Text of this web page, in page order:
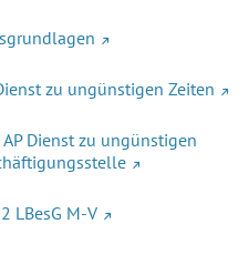
zu ungünstigen Zeiten
Dienst zu ungünstigen
LBesG M-V